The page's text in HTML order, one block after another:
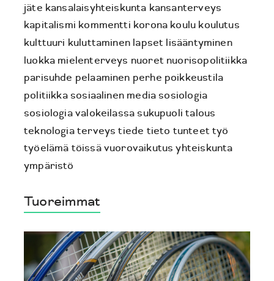
jäte kansalaisyhteiskunta kansanterveys
kapitalismi kommentti korona koulu koulutus
kulttuuri kuluttaminen lapset lisääntyminen
luokka mielenterveys nuoret nuorisopolitiikka
parisuhde pelaaminen perhe poikkeustila
politiikka sosiaalinen media sosiologia
sosiologia valokeilassa sukupuoli talous
teknologiaterveys tiede tieto tunteet työ
työelämä töissä vuorovaikutus yhteiskunta
ympäristö
Tuoreimmat